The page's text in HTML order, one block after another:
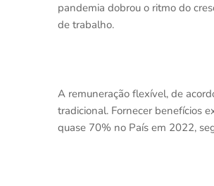
pandemia dobrou o ritmo do
de trabalho.
A remuneração flexível, de
tradicional. Fornecer benefícios
quase 70% no País em 2022,